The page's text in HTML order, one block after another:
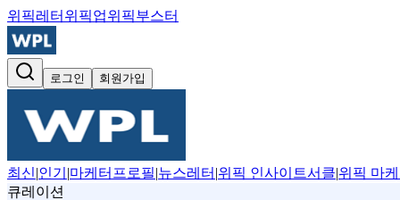
위픽레터 위픽업위픽부스터
로그인 회원가입
최신|인기 |마케터프로필|뉴스레터 |위픽 인사이트서클|위픽 마케
큐레이션